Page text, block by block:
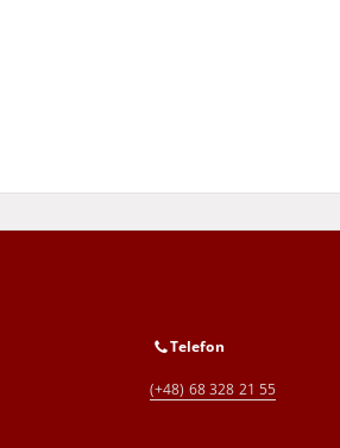
Telefon
(+48) 68 328 21 55